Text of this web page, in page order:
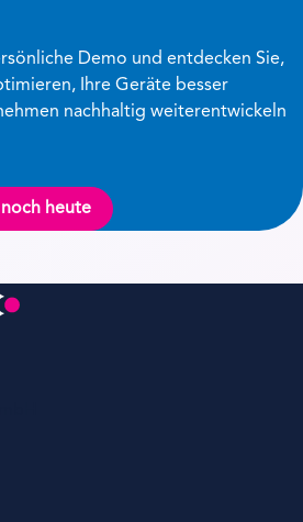
Demo und entdecken Sie,
Ihre Geräte besser
nachhaltig weiterentwickeln
heute